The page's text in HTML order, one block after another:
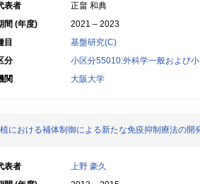
表者
正畠 和典
間 (年度)
2021 – 2023
目
基盤研究(C)
分
小区分55010:外科学一般および
関
大阪大学
における補体制御による新たな免疫抑制療法の開
表者
上野 豪久